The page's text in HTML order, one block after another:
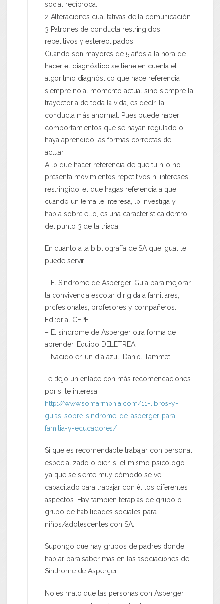
social recíproca.
2 Alteraciones cualitativas de la comunicación.
3 Patrones de conducta restringidos,
repetitivos y estereotipados.
Cuando son mayores de 5 años a la hora de
hacer el diagnóstico se tiene en cuenta el
algoritmo diagnóstico que hace referencia
siempre no al momento actual sino siempre la
trayectoria de toda la vida, es decir, la
conducta más anormal. Pues puede haber
comportamientos que se hayan regulado o
haya aprendido las formas correctas de
actuar.
A lo que hacer referencia de que tu hijo no
presenta movimientos repetitivos ni intereses
restringido, el que hagas referencia a que
cuando un tema le interesa, lo investiga y
habla sobre ello, es una característica dentro
del punto 3 de la triada.
En cuanto a la bibliografía de SA que igual te
puede servir:
– El Síndrome de Asperger. Guía para mejorar
la convivencia escolar dirigida a familiares,
profesionales, profesores y compañeros.
Editorial CEPE
– El síndrome de Asperger otra forma de
aprender. Equipo DELETREA.
– Nacido en un día azul. Daniel Tammet.
Te dejo un enlace con más recomendaciones
por si te interesa:
http://www.somarmonia.com/11-libros-y-
guias-sobre-sindrome-de-asperger-para-
familia-y-educadores/
Si que es recomendable trabajar con personal
especializado o bien si el mismo psicólogo
ya que se siente muy cómodo se ve
capacitado para trabajar con él los diferentes
aspectos. Hay también terapias de grupo o
grupo de habilidades sociales para
niños/adolescentes con SA.
Supongo que hay grupos de padres donde
hablar para saber más en las asociaciones de
Síndrome de Asperger.
No es malo que las personas con Asperger